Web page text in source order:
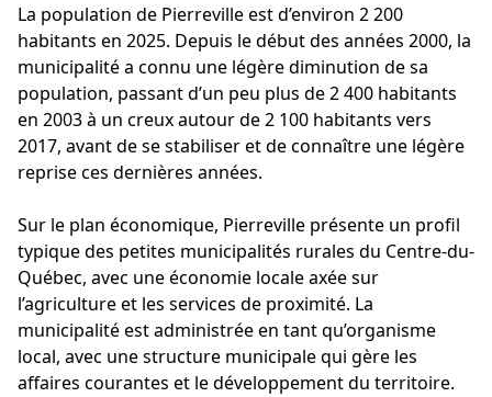
La population de Pierreville est d’environ 2 200
habitants en 2025. Depuis le début des années 2000, la
municipalité a connu une légère diminution de sa
population, passant d’un peu plus de 2 400 habitants
en 2003 à un creux autour de 2 100 habitants vers
2017, avant de se stabiliser et de connaître une légère
reprise ces dernières années.
Sur le plan économique, Pierreville présente un profil
typique des petites municipalités rurales du Centre-du-
Québec, avec une économie locale axée sur
l’agriculture et les services de proximité. La
municipalité est administrée en tant qu’organisme
local, avec une structure municipale qui gère les
affaires courantes et le développement du territoire.